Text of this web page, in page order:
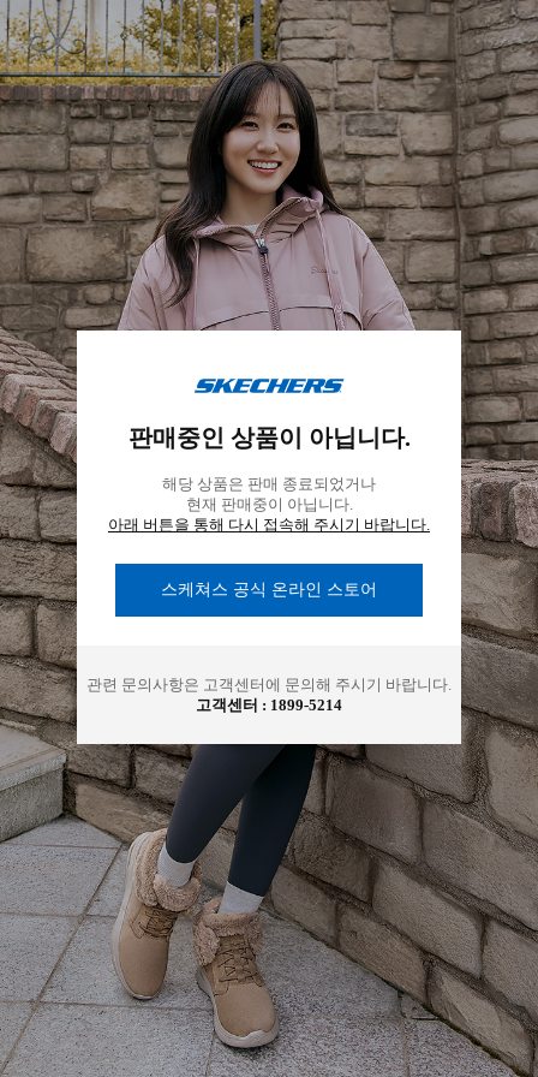
스
쳐
코
리
판매중인 상품이 아닙니다.
해당 상품은 판매 종료되었거나
현재 판매중이 아닙니다.
아래 버튼을 통해 다시 접속해 주시기 바랍니다.
스케쳐스 공식 온라인 스토어
관련 문의사항은 고객센터에 문의해 주시기 바랍니다.
고객센터 : 1899-5214